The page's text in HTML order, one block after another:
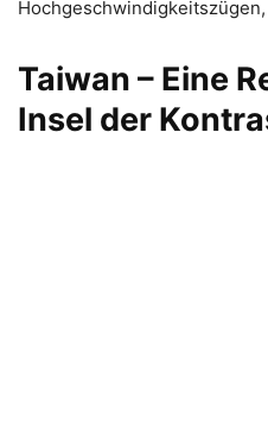
Taiwan – Eine
Insel der